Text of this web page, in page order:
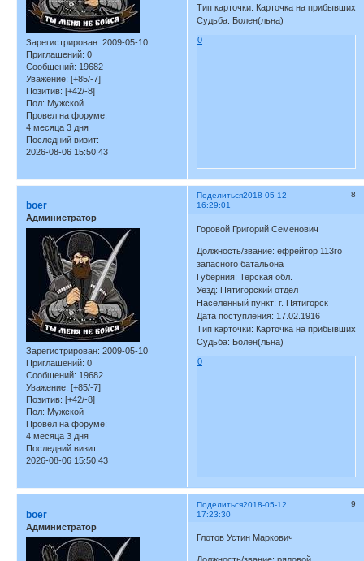
Зарегистрирован: 2009-05-10
Приглашений: 0
Сообщений: 19682
Уважение: [+85/-7]
Позитив: [+42/-8]
Пол: Мужской
Провел на форуме:
4 месяца 3 дня
Последний визит:
2026-08-06 15:50:43
Тип карточки: Карточка на прибывших
Судьба: Болен(льна)
0
Поделиться 8
2018-05-12
16:29:01
boer
Администратор
Зарегистрирован: 2009-05-10
Приглашений: 0
Сообщений: 19682
Уважение: [+85/-7]
Позитив: [+42/-8]
Пол: Мужской
Провел на форуме:
4 месяца 3 дня
Последний визит:
2026-08-06 15:50:43
Горовой Григорий Семенович
Должность/звание: ефрейтор 113го
запасного батальона
Губерния: Терская обл.
Уезд: Пятигорский отдел
Населенный пункт: г. Пятигорск
Дата поступления: 17.02.1916
Тип карточки: Карточка на прибывших
Судьба: Болен(льна)
0
Поделиться 9
2018-05-12
17:23:30
boer
Администратор
Глотов Устин Маркович